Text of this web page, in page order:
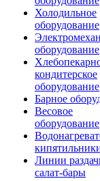
Холодильное
оборудование
оборудование
кондитерское
оборудование
Барное
Весовое
оборудование
Линии
салат-бары